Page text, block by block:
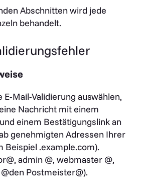
Abschnitten wird jede
behandelt.
E-Mail-Validierung auswählen,
Nachricht mit einem
einem Bestätigungslink an
genehmigten Adressen Ihrer
Beispiel .example.com).
, admin @, webmaster @,
den Postmeister@).